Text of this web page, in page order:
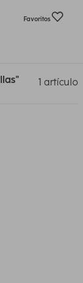
Favoritos
1 artículo